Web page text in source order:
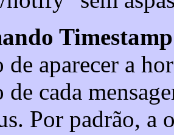
Timestamp
de aparecer a
de cada
Por padrão, a